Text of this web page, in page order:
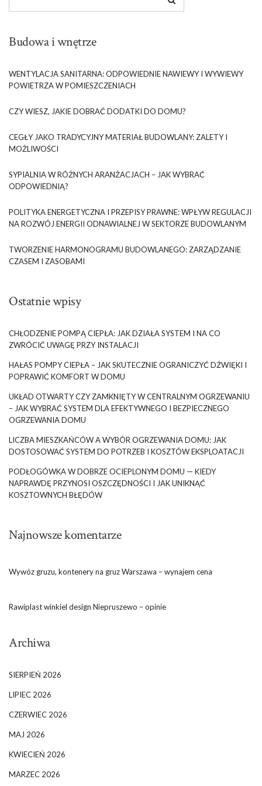
Budowa i wnętrze
WENTYLACJA SANITARNA: ODPOWIEDNIE NAWIEWY I WYWIEWY
POWIETRZA W POMIESZCZENIACH
CZY WIESZ, JAKIE DOBRAĆ DODATKI DO DOMU?
CEGŁY JAKO TRADYCYJNY MATERIAŁ BUDOWLANY: ZALETY I
MOŻLIWOŚCI
SYPIALNIA W RÓŻNYCH ARANŻACJACH – JAK WYBRAĆ
ODPOWIEDNIĄ?
POLITYKA ENERGETYCZNA I PRZEPISY PRAWNE: WPŁYW REGULACJI
NA ROZWÓJ ENERGII ODNAWIALNEJ W SEKTORZE BUDOWLANYM
TWORZENIE HARMONOGRAMU BUDOWLANEGO: ZARZĄDZANIE
CZASEM I ZASOBAMI
Ostatnie wpisy
CHŁODZENIE POMPĄ CIEPŁA: JAK DZIAŁA SYSTEM I NA CO
ZWRÓCIĆ UWAGĘ PRZY INSTALACJI
HAŁAS POMPY CIEPŁA – JAK SKUTECZNIE OGRANICZYĆ DŹWIĘKI I
POPRAWIĆ KOMFORT W DOMU
UKŁAD OTWARTY CZY ZAMKNIĘTY W CENTRALNYM OGRZEWANIU
– JAK WYBRAĆ SYSTEM DLA EFEKTYWNEGO I BEZPIECZNEGO
OGRZEWANIA DOMU
LICZBA MIESZKAŃCÓW A WYBÓR OGRZEWANIA DOMU: JAK
DOSTOSOWAĆ SYSTEM DO POTRZEB I KOSZTÓW EKSPLOATACJI
PODŁOGÓWKA W DOBRZE OCIEPLONYM DOMU — KIEDY
NAPRAWDĘ PRZYNOSI OSZCZĘDNOŚCI I JAK UNIKNĄĆ
KOSZTOWNYCH BŁĘDÓW
Najnowsze komentarze
Wywóz gruzu, kontenery na gruz Warszawa – wynajem cena
Rawiplast winkiel design Niepruszewo – opinie
Archiwa
SIERPIEŃ 2026
LIPIEC 2026
CZERWIEC 2026
MAJ 2026
KWIECIEŃ 2026
MARZEC 2026